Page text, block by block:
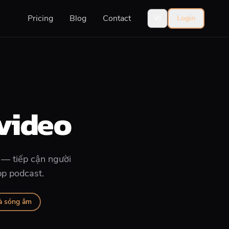
Pricing Blog Contact Login
— tiếp cận người
podcast.
sóng âm